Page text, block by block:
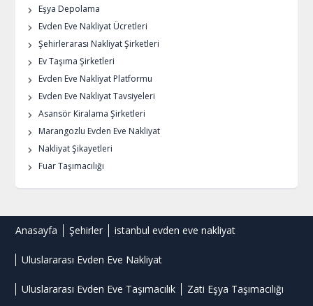
Eşya Depolama
Evden Eve Nakliyat Ücretleri
Şehirlerarası Nakliyat Şirketleri
Ev Taşıma Şirketleri
Evden Eve Nakliyat Platformu
Evden Eve Nakliyat Tavsiyeleri
Asansör Kiralama Şirketleri
Marangozlu Evden Eve Nakliyat
Nakliyat Şikayetleri
Fuar Taşımacılığı
Anasayfa Şehirler istanbul evden eve nakliyat
Uluslararası Evden Eve Nakliyat
Uluslararası Evden Eve Taşımacılık Zati Eşya Taşımacılığı